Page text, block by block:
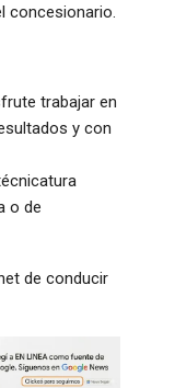
concesionario.
trabajar en
y con
o de
de conducir